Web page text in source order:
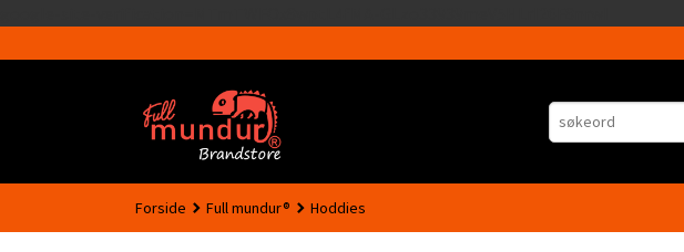
innholdet
Forside Full mundur® Hoddies